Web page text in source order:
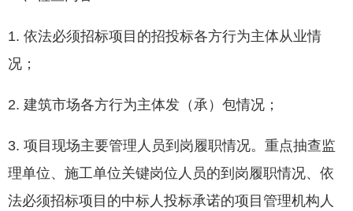
1. 依法必须招标项目的招投标各方行为主体从业情
况；
2. 建筑市场各方行为主体发（承）包情况；
3. 项目现场主要管理人员到岗履职情况。重点抽查监
理单位、施工单位关键岗位人员的到岗履职情况、依
法必须招标项目的中标人投标承诺的项目管理机构人